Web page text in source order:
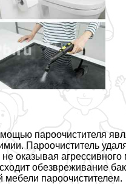
пароочистителя
Пароочиститель
оказывая
обезвреживание
мебели пароочистителем.